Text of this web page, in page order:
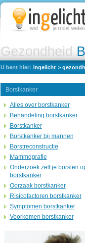
Gezondheid
U bent hier: ingelicht >
Borstkanker
Alles over borstkanker
Behandeling borstkanker
Borstkanker
Borstkanker bij mannen
Borstreconstructie
Mammografie
Onderzoek zelf je borsten
borstkanker
Oorzaak borstkanker
Risicofactoren borstkanker
Symptomen borstkanker
Voorkomen borstkanker